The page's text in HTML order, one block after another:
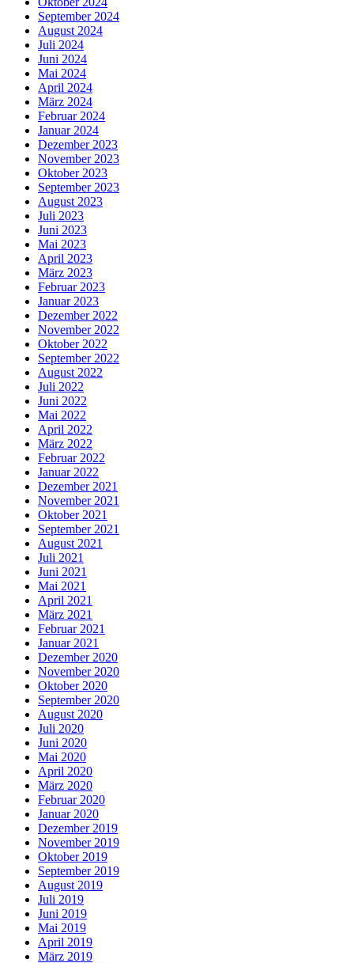
September 2024
August 2024
Juli 2024
Juni 2024
Mai 2024
April 2024
März 2024
Februar 2024
Januar 2024
Dezember 2023
November 2023
Oktober 2023
September 2023
August 2023
Juli 2023
Juni 2023
Mai 2023
April 2023
März 2023
Februar 2023
Januar 2023
Dezember 2022
November 2022
Oktober 2022
September 2022
August 2022
Juli 2022
Juni 2022
Mai 2022
April 2022
März 2022
Februar 2022
Januar 2022
Dezember 2021
November 2021
Oktober 2021
September 2021
August 2021
Juli 2021
Juni 2021
Mai 2021
April 2021
März 2021
Februar 2021
Januar 2021
Dezember 2020
November 2020
Oktober 2020
September 2020
August 2020
Juli 2020
Juni 2020
Mai 2020
April 2020
März 2020
Februar 2020
Januar 2020
Dezember 2019
November 2019
Oktober 2019
September 2019
August 2019
Juli 2019
Juni 2019
Mai 2019
April 2019
März 2019